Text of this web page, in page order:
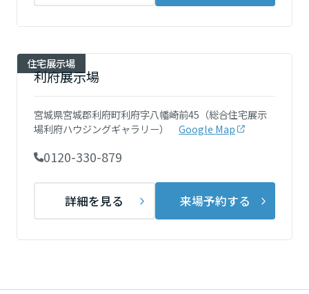
住宅展示場
利府展示場
宮城県宮城郡利府町利府字八幡崎前45（総合住宅展示
場利府ハウジングギャラリー）
Google Map
0120-330-879
詳細を見る 来場予約する
甲信越・北陸
富山県
新潟県